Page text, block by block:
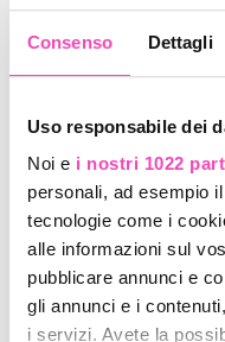
Consenso Dettagli
Uso responsabile dei
Noi e i nostri 1022
personali, ad esempio
tecnologie come i
alle informazioni sul
pubblicare annunci e
gli annunci e i
i servizi. Avete la
CUSCINETTI:
FRENO:
PESO ATLETA: